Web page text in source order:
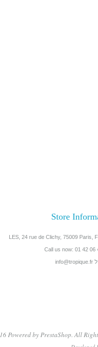
Store
LES, 24 rue de Clichy, 75009 Paris,
Call us now: 01 42 06
info@tropique.fr
Powered by PrestaShop. All